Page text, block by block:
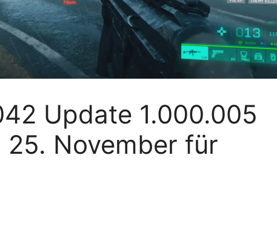
Update 1.000.005
November für